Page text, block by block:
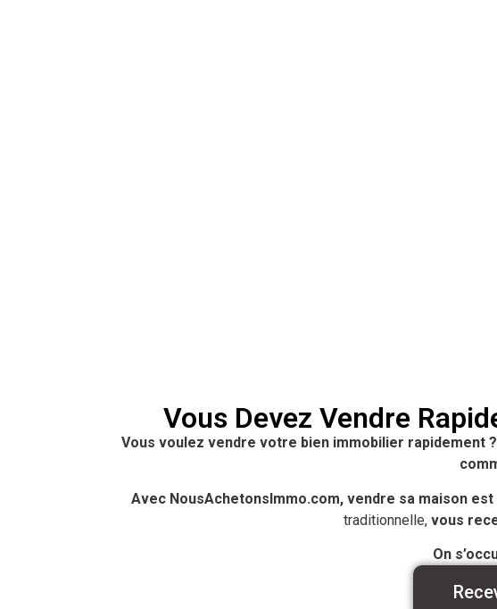
Vous Devez Vendre
Vous voulez vendre votre bien immobilier rapidement ?
Avec NousAchetonsImmo.com, vendre sa maison
traditionnelle, vous
On